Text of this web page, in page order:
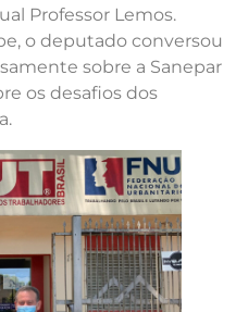
Professor Lemos.
o deputado conversou
sobre a Sanepar
os desafios dos